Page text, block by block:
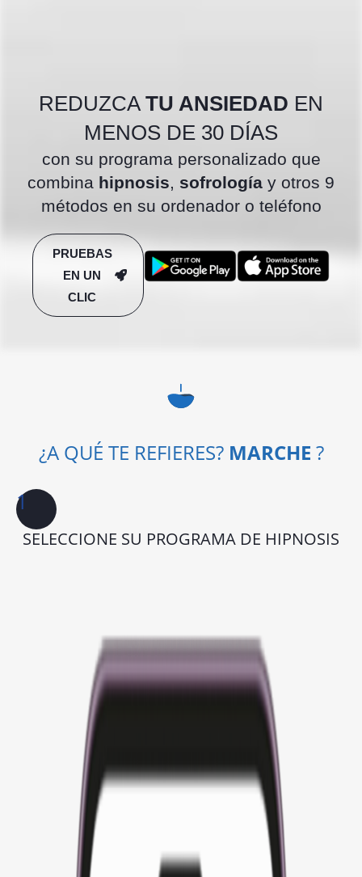
REDUZCA TU ANSIEDAD EN
MENOS DE 30 DÍAS
con su programa personalizado que
combina hipnosis, sofrología y otros 9
métodos en su ordenador o teléfono
PRUEBAS
EN UN
CLIC
¿A QUÉ TE REFIERES? MARCHE ?
1
SELECCIONE SU PROGRAMA DE HIPNOSIS